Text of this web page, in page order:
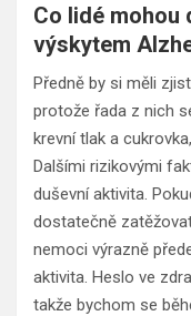
Co lidé mohou
výskytem
Předně by si měli
protože řada z nich
krevní tlak a
Dalšími rizikovými
duševní aktivita.
dostatečně
nemoci výrazně
aktivita. Heslo ve
takže bychom se